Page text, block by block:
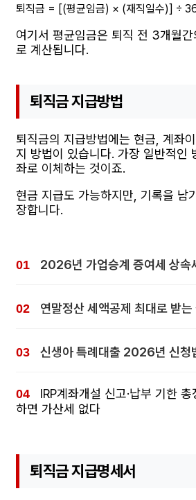
퇴직금 = [(평균임금) × (재직일수)] ÷
여기서 평균임금은 퇴직 전 3개월
로 계산됩니다.
퇴직금 지급방법
퇴직금의 지급방법에는 현금, 계좌
지 방법이 있습니다. 가장 일반적인
좌로 이체하는 것이죠.
현금 지급도 가능하지만, 기록을 남
장합니다.
2026년 가업승계 증여세 상속
연말정산 세액공제 최대로 받
신생아 특례대출 2026년 신청
IRP계좌개설 신고·납부 기한
하면 가산세 없다
퇴직금 지급명세서